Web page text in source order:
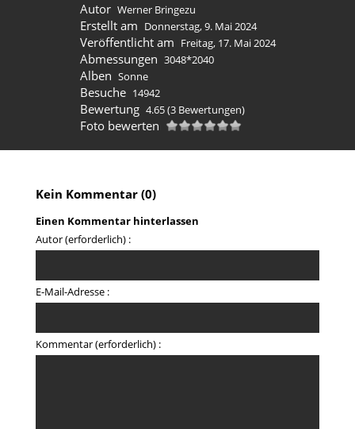
Autor Werner Bringezu
Erstellt am Donnerstag, 9. Mai 2024
Veröffentlicht am Freitag, 17. Mai 2024
Abmessungen 3048*2040
Alben Sonne
Besuche 14942
Bewertung 4.65(3 Bewertungen)
Foto bewerten
Kein Kommentar (0)
Einen Kommentar hinterlassen
Autor (erforderlich) :
E-Mail-Adresse :
Kommentar (erforderlich) :